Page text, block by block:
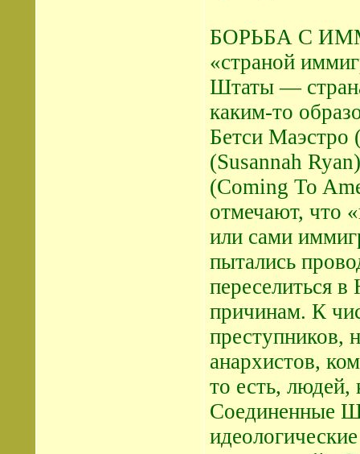
БОРЬБА С
«страной
Штаты —
каким-то
Бетси Маэстро
(Susannah
(Coming To
отмечают, что
или сами
пытались
переселиться
причинам. К
преступников,
анархистов,
то есть, людей,
Соединенные